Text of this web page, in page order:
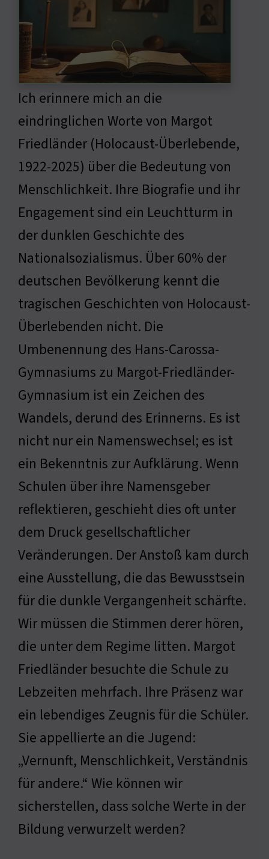
Ich erinnere mich an die
eindringlichen Worte von Margot
Friedländer (Holocaust-Überlebende,
1922-2025) über die Bedeutung von
Menschlichkeit. Ihre Biografie und ihr
Engagement sind ein Leuchtturm in
der dunklen Geschichte des
Nationalsozialismus. Über 60% der
deutschen Bevölkerung kennt die
tragischen Geschichten von Holocaust-
Überlebenden nicht. Die
Umbenennung des Hans-Carossa-
Gymnasiums zu Margot-Friedländer-
Gymnasium ist ein Zeichen des
Wandels, derund des Erinnerns. Es ist
nicht nur ein Namenswechsel; es ist
ein Bekenntnis zur Aufklärung. Wenn
Schulen über ihre Namensgeber
reflektieren, geschieht dies oft unter
dem Druck gesellschaftlicher
Veränderungen. Der Anstoß kam durch
eine Ausstellung, die das Bewusstsein
für die dunkle Vergangenheit schärfte.
Wir müssen die Stimmen derer hören,
die unter dem Regime litten. Margot
Friedländer besuchte die Schule zu
Lebzeiten mehrfach. Ihre Präsenz war
ein lebendiges Zeugnis für die Schüler.
Sie appellierte an die Jugend:
„Vernunft, Menschlichkeit, Verständnis
für andere.“ Wie können wir
sicherstellen, dass solche Werte in der
Bildung verwurzelt werden?